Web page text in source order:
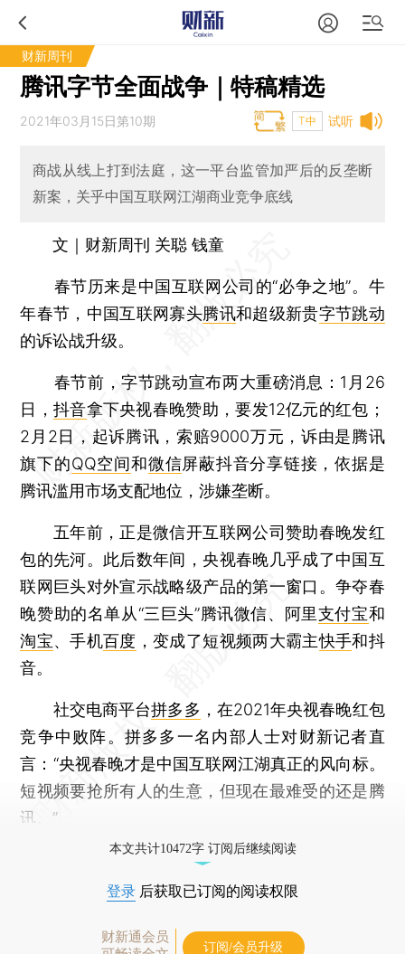
财新周刊
腾讯字节全面战争｜特稿精选
试听
2021年03月15日第10期 T中
商战从线上打到法庭，这一平台监管加严后的反垄断
新案，关乎中国互联网江湖商业竞争底线
文｜财新周刊 关聪 钱童
春节历来是中国互联网公司的“必争之地”。牛
年春节，中国互联网寡头腾讯和超级新贵字节跳动
的诉讼战升级。
春节前，字节跳动宣布两大重磅消息：1月26
日， 抖音拿下央视春晚赞助，要发12亿元的红包；
2月2日，起诉腾讯，索赔9000万元，诉由是腾讯
旗下的QQ空间和微信屏蔽抖音分享链接，依据是
腾讯滥用市场支配地位，涉嫌垄断。
五年前，正是微信开互联网公司赞助春晚发红
包的先河。此后数年间，央视春晚几乎成了中国互
联网巨头对外宣示战略级产品的第一窗口。争夺春
晚赞助的名单从“三巨头”腾讯微信、阿里支付宝和
淘宝、手机百度 ，变成了短视频两大霸主快手和抖
音。
社交电商平台拼多多 ，在2021年央视春晚红包
竞争中败阵。拼多多一名内部人士对财新记者直
言：“央视春晚才是中国互联网江湖真正的风向标。
短视频要抢所有人的生意，但现在最难受的还是腾
讯。”
本文共计10472字 订阅后继续阅读
登录 后获取已订阅的阅读权限
财新通会员
订阅/会员升级